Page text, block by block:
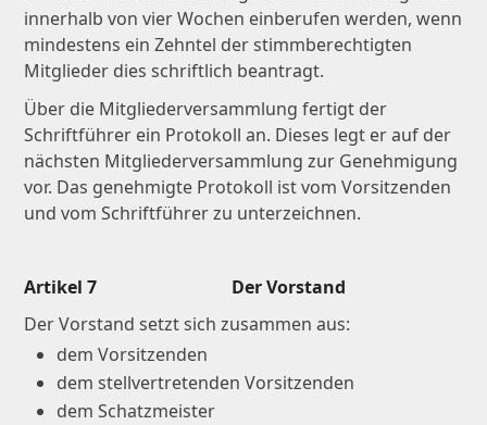
innerhalb von vier Wochen einberufen werden, wenn
mindestens ein Zehntel der stimmberechtigten
Mitglieder dies schriftlich beantragt.
Über die Mitgliederversammlung fertigt der
Schriftführer ein Protokoll an. Dieses legt er auf der
nächsten Mitgliederversammlung zur Genehmigung
vor. Das genehmigte Protokoll ist vom Vorsitzenden
und vom Schriftführer zu unterzeichnen.
Artikel 7 Der Vorstand
Der Vorstand setzt sich zusammen aus:
dem Vorsitzenden
dem stellvertretenden Vorsitzenden
dem Schatzmeister